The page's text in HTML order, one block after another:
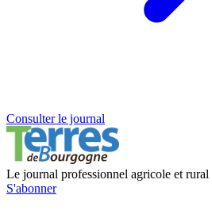
Consulter le journal
Le journal professionnel agricole et rural
S'abonner